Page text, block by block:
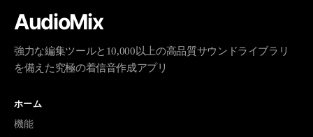
AudioMix
強力な編集ツールと10,000以上の高品質サウンドライブラリ
を備えた究極の着信音作成アプリ
ホーム
機能